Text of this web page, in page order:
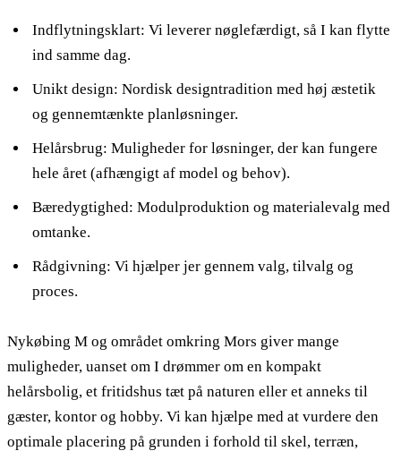
Indflytningsklart: Vi leverer nøglefærdigt, så I kan flytte
ind samme dag.
Unikt design: Nordisk designtradition med høj æstetik
og gennemtænkte planløsninger.
Helårsbrug: Muligheder for løsninger, der kan fungere
hele året (afhængigt af model og behov).
Bæredygtighed: Modulproduktion og materialevalg med
omtanke.
Rådgivning: Vi hjælper jer gennem valg, tilvalg og
proces.
Nykøbing M og området omkring Mors giver mange
muligheder, uanset om I drømmer om en kompakt
helårsbolig, et fritidshus tæt på naturen eller et anneks til
gæster, kontor og hobby. Vi kan hjælpe med at vurdere den
optimale placering på grunden i forhold til skel, terræn,